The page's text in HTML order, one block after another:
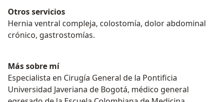
Otros servicios
Hernia ventral compleja, colostomía, dolor abdominal
crónico, gastrostomías.
Más sobre mí
Especialista en Cirugía General de la Pontificia
Universidad Javeriana de Bogotá, médico general